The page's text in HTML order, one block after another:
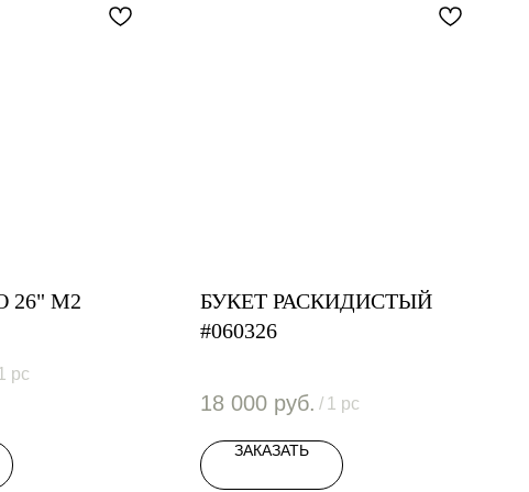
26" М2
1 pc
БУКЕТ РАСКИДИСТЫЙ
#060326
18 000 руб. / 1 pc
ЗАКАЗАТЬ